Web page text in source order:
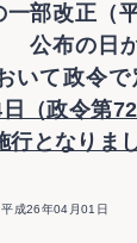
部改正（
公布の日
いて政令
（政令第
行となりま
成26年04月01日